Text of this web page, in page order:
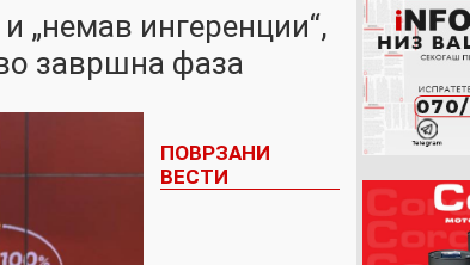
„немав ингеренции“,
завршна фаза
ПОВРЗАНИ
ВЕСТИ